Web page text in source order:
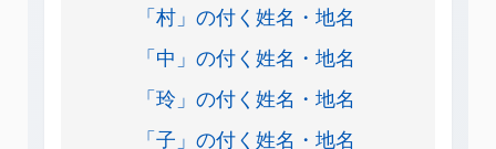
「村」の付く姓名・地名
「中」の付く姓名・地名
「玲」の付く姓名・地名
「子」の付く姓名・地名